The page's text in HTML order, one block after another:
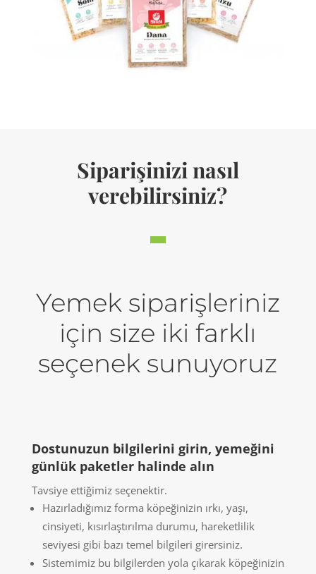
Siparişinizi nasıl
verebilirsiniz?
Yemek siparişleriniz
için size iki farklı
seçenek sunuyoruz
Dostunuzun bilgilerini girin, yemeğini
günlük paketler halinde alın
Tavsiye ettiğimiz seçenektir.
Hazırladığımız forma köpeğinizin ırkı, yaşı,
cinsiyeti, kısırlaştırılma durumu, hareketlilik
seviyesi gibi bazı temel bilgileri girersiniz.
Sistemimiz bu bilgilerden yola çıkarak köpeğinizin